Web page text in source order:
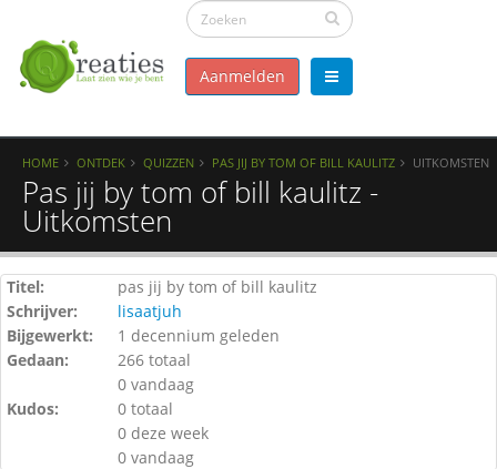
Aanmelden
HOME ONTDEK QUIZZEN PAS JIJ BY TOM OF BILL KAULITZ UITKOMSTEN
Pas jij by tom of bill kaulitz -
Uitkomsten
Titel:
pas jij by tom of bill kaulitz
Schrijver:
lisaatjuh
Bijgewerkt:
1 decennium geleden
Gedaan:
266 totaal
0 vandaag
Kudos:
0 totaal
0 deze week
0 vandaag